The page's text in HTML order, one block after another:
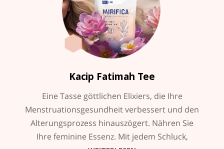
Kacip Fatimah Tee
Eine Tasse göttlichen Elixiers, die Ihre
Menstruationsgesundheit verbessert und den
Alterungsprozess hinauszögert. Nähren Sie
Ihre feminine Essenz. Mit jedem Schluck,